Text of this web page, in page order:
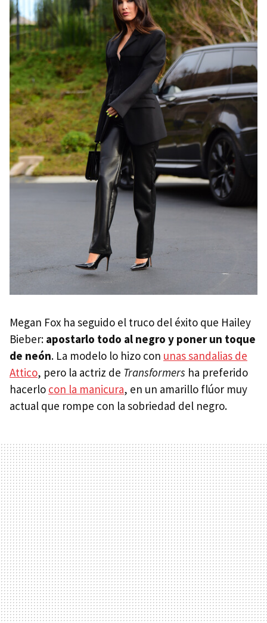
Megan Fox ha seguido el truco del éxito que Hailey
Bieber: apostarlo todo al negro y poner un toque
de neón. La modelo lo hizo con unas sandalias de
Attico, pero la actriz de Transformers ha preferido
hacerlo con la manicura, en un amarillo flúor muy
actual que rompe con la sobriedad del negro.